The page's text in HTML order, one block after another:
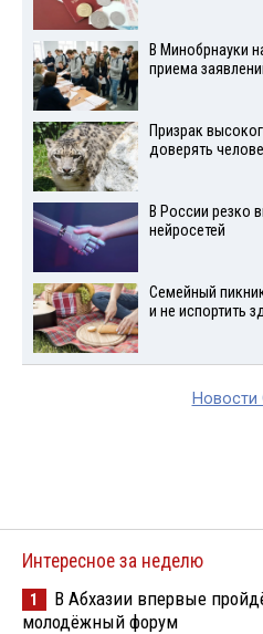
В Минобрнауки
приема
Призрак
доверять
В России резко
нейросетей
Семейный
и не испортить
Интересное за неделю
1
В Абхазии впервые
молодёжный форум